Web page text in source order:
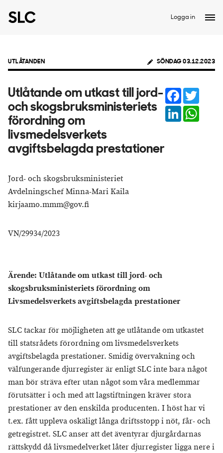
Logga in
UTLÅTANDEN SÖNDAG 03.12.2023
Utlåtande om utkast till jord-
och skogsbruksministeriets
förordning om
livsmedelsverkets
avgiftsbelagda prestationer
Facebook
LinkedIn
Jord- och skogsbruksministeriet
Avdelningschef Minna-Mari Kaila
kirjaamo.mmm@gov.fi
VN/29934/2023
Ärende: Utlåtande om utkast till jord- och
skogsbruksministeriets förordning om
Livsmedelsverkets avgiftsbelagda prestationer
SLC tackar för möjligheten att ge utlåtande om utkastet
till statsrådets förordning om livsmedelsverkets
avgiftsbelagda prestationer. Smidig övervakning och
välfungerande djurregister är enligt SLC inte bara något
man bör sträva efter utan något som våra medlemmar
förutsätter i och med att lagstiftningen kräver stora
prestationer av den enskilda producenten. I höst har vi
t.ex. fått uppleva oskäligt långa driftsstopp i nöt, får- och
getregistret. SLC anser att det äventyrar djurgårdarnas
rättskydd då livsmedelverket låter djurregister ligga nere i